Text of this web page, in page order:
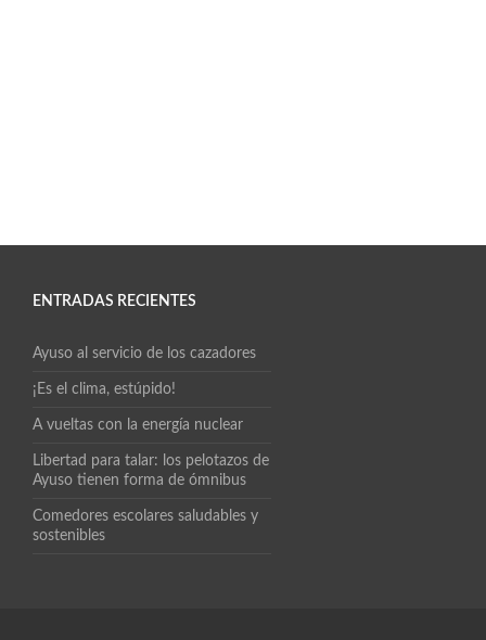
ENTRADAS RECIENTES
Ayuso al servicio de los cazadores
¡Es el clima, estúpido!
A vueltas con la energía nuclear
Libertad para talar: los pelotazos de
Ayuso tienen forma de ómnibus
Comedores escolares saludables y
sostenibles